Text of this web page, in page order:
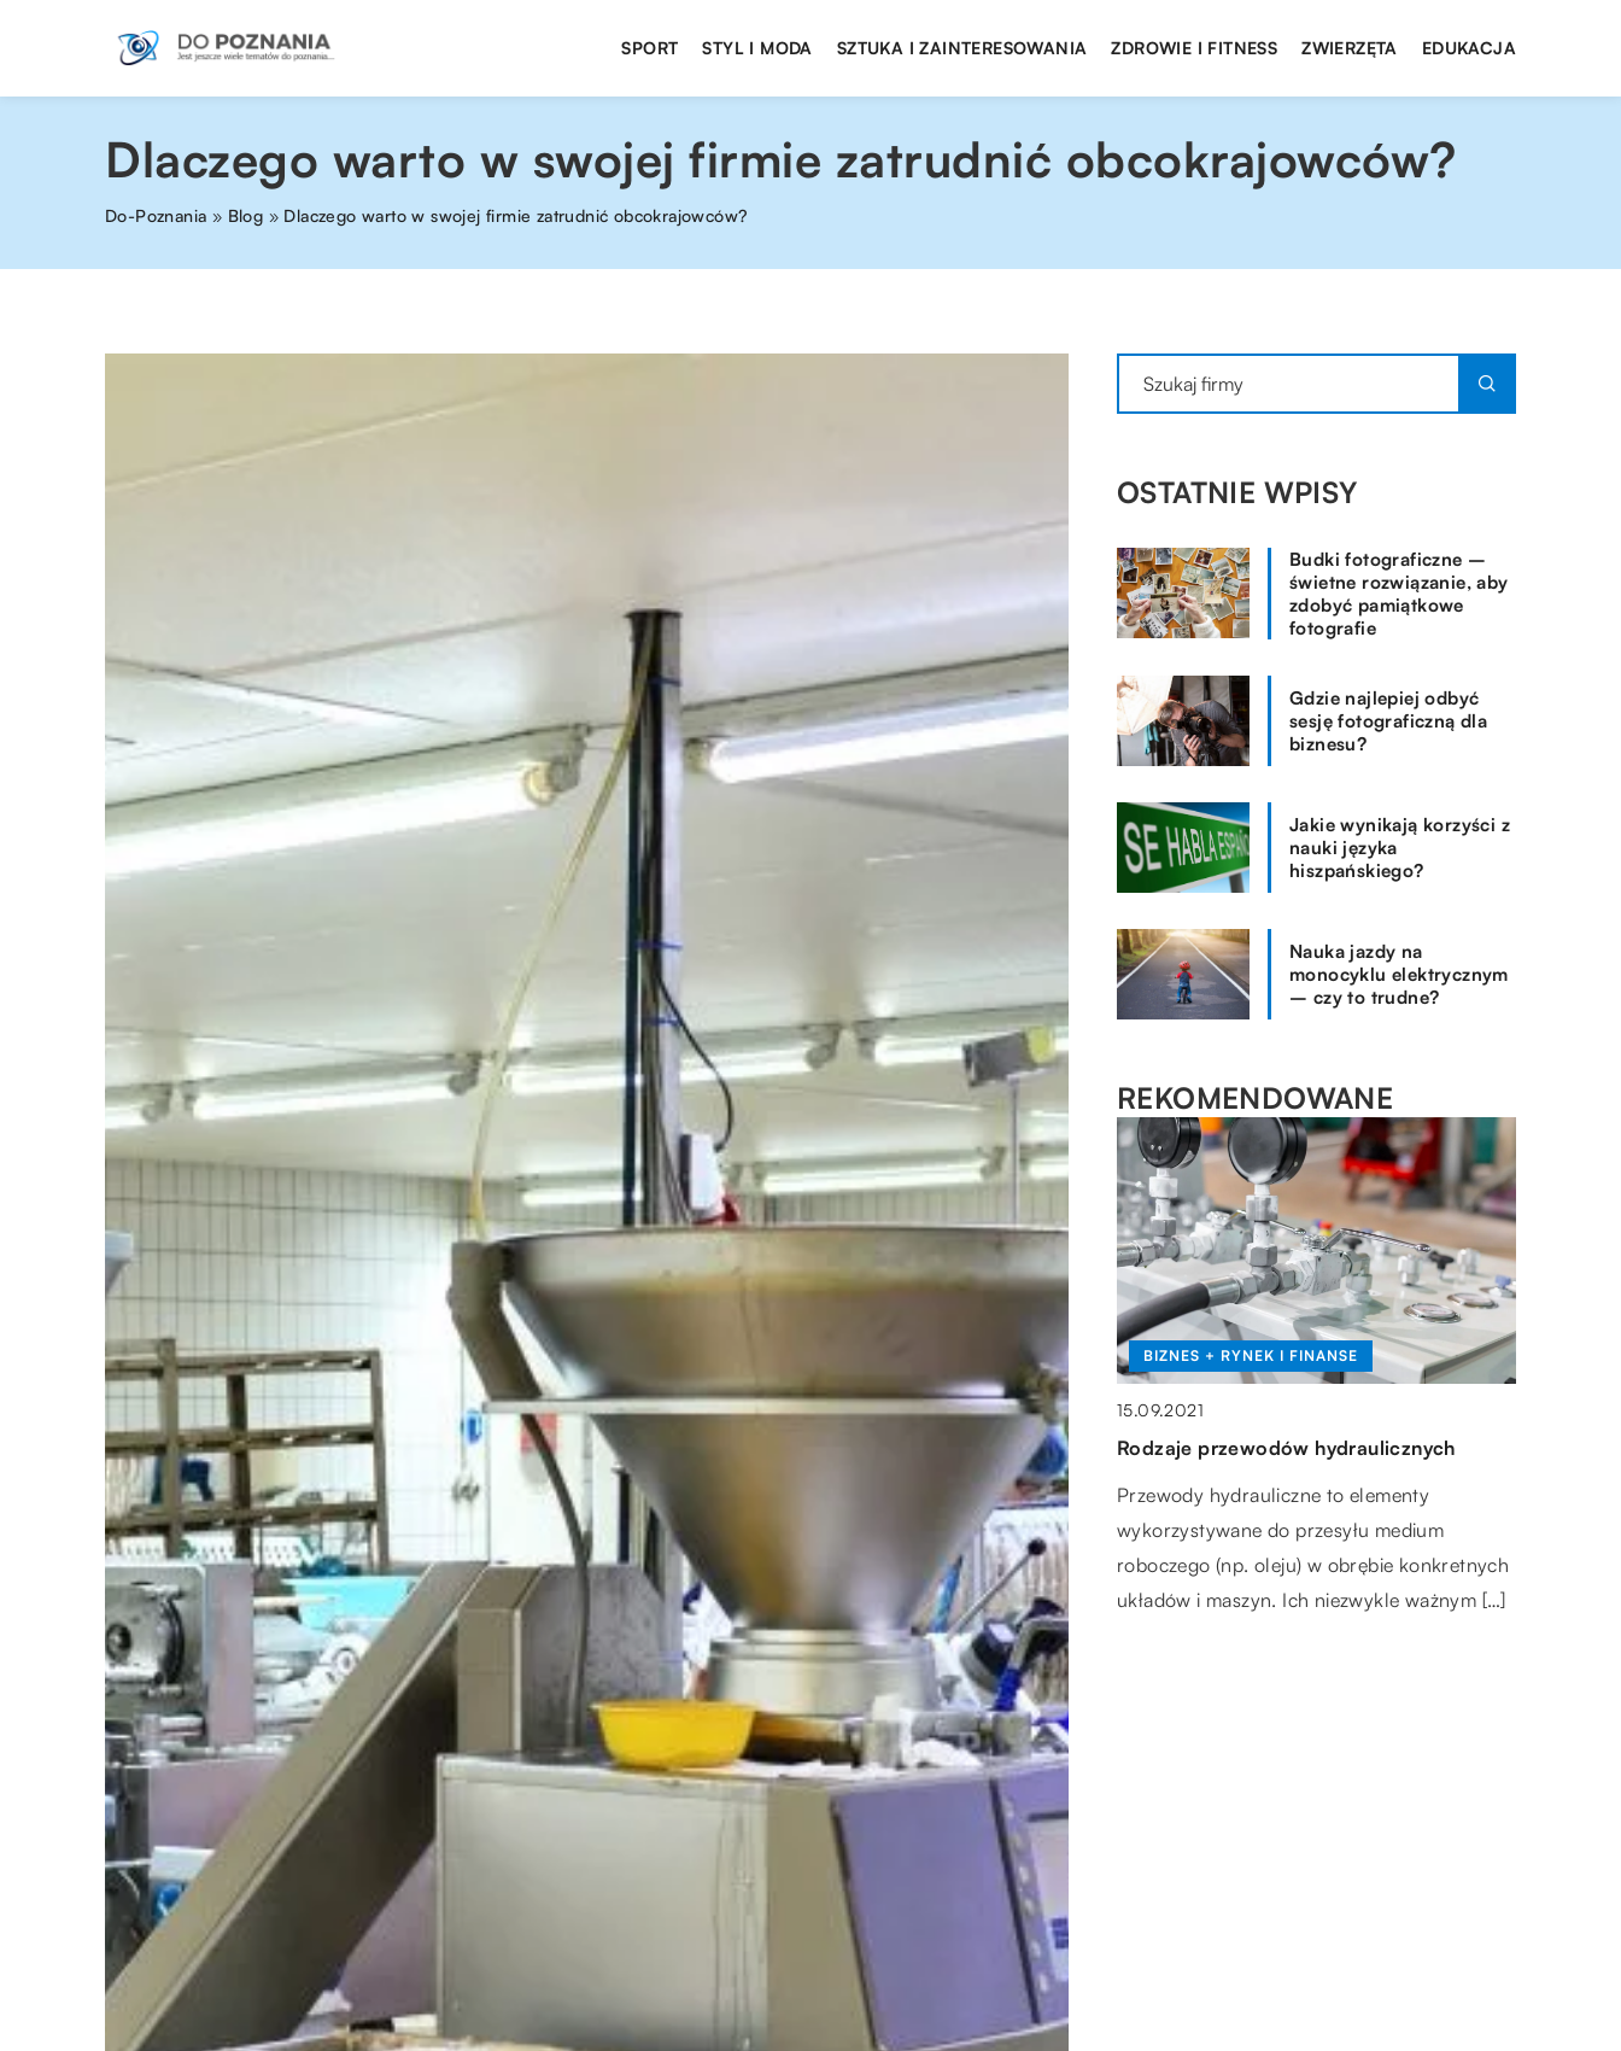
SPORT STYL I MODA SZTUKA I ZAINTERESOWANIA ZDROWIE I FITNESS ZWIERZĘTA EDUKACJA
Dlaczego warto w swojej firmie zatrudnić obcokrajowców?
Do-Poznania » Blog » Dlaczego warto w swojej firmie zatrudnić obcokrajowców?
OSTATNIE WPISY
Budki fotograficzne –
świetne rozwiązanie, aby
zdobyć pamiątkowe
fotografie
Gdzie najlepiej odbyć
sesję fotograficzną dla
biznesu?
Jakie wynikają korzyści z
nauki języka
hiszpańskiego?
Nauka jazdy na
monocyklu elektrycznym
– czy to trudne?
REKOMENDOWANE
BIZNES + RYNEK I FINANSE
14.05.2021
Spotkania biznesowe – jak zorganizować
konferencję?
Stworzenie wysokiej jakości spotkania
biznesowego czy konferencji wymaga dużych
zdolności organizacyjnych. W tym celu warto
BIZNES + RYNEK I FINANSE
15.09.2021
Rodzaje przewodów hydraulicznych
Przewody hydrauliczne to elementy
wykorzystywane do przesyłu medium
roboczego (np. oleju) w obrębie konkretnych
układów i maszyn. Ich niezwykle ważnym […]
LIFESTYLE
26.06.2019
Eleganckie prezenty na Dzień Mamy
Są wyjątkowe okazje, które zdarzają się tylko
raz w roku. Oprócz urodzin bliskich osób
należą także specjalne dni, takie jak […]